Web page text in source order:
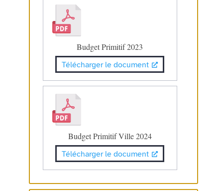
Budget Primitif 2023
Télécharger le document
Budget Primitif Ville 2024
Télécharger le document